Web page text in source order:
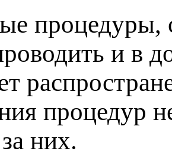
процедуры,
и в
процедур
них.